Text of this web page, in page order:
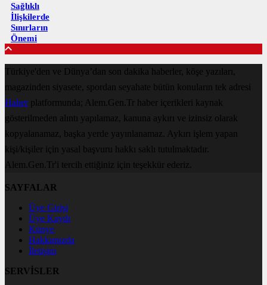
Sağlıklı
İlişkilerde
Sınırların
Önemi
Türkiye'den ve Dünya’dan son dakika haberler, köşe yazıları,
magazinden siyasete, spordan seyahate bütün konuların tek adresi
Haberplatformunda; Alem.Gen.Tr haber içerikleri kaynak
gösterilmeden alıntı yapılamaz, kanuna aykırı ve izinsiz olarak
kopyalanamaz, başka yerde yayınlanamaz. Aykırı işlem yapan
kişi/kişiler için yasal başvuru hakkı saklı tutulmaktadır.
Alem.Gen.Tr'i tercih ettiğiniz için teşekkür ederiz.
SAYFALAR
Üye Girişi
Üye Kaydı
Künye
Hakkımızda
İletişim
SERVİSLER